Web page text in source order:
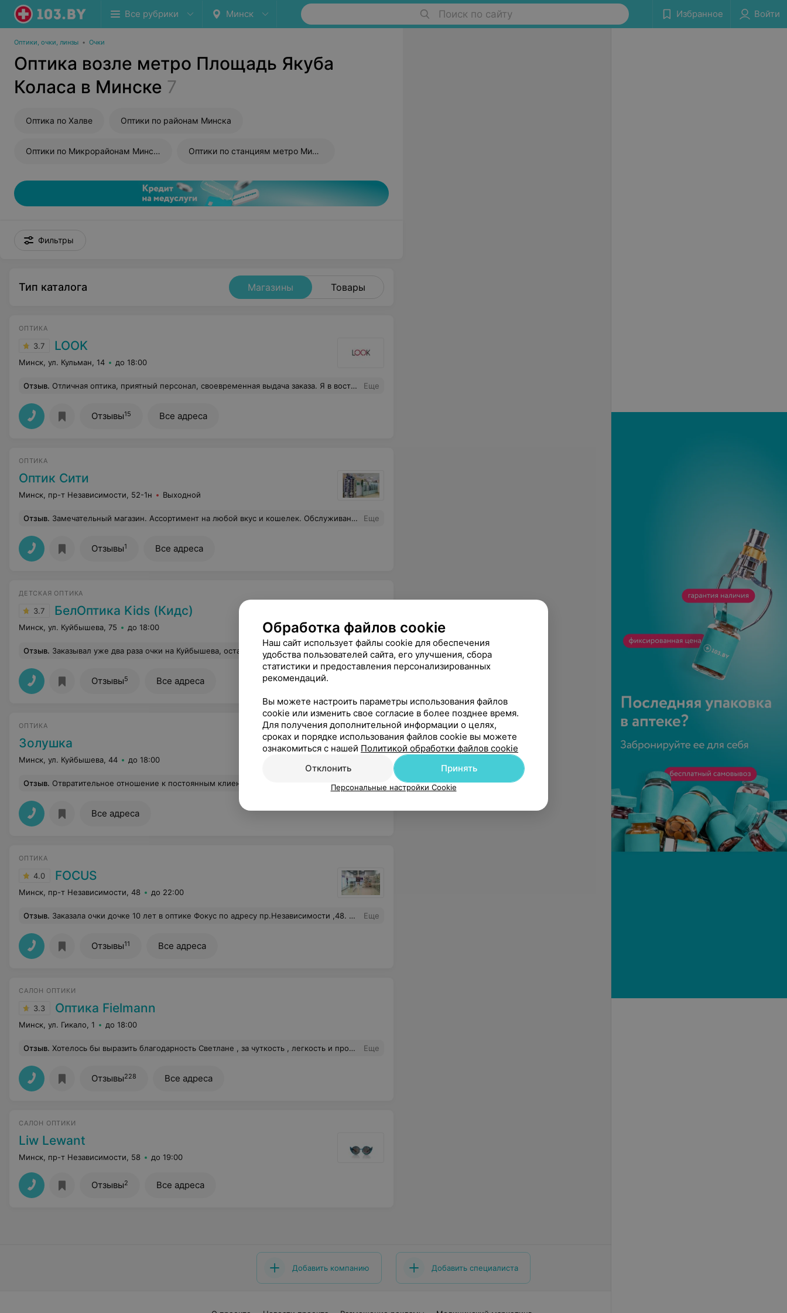
Все рубрики Минск Поиск по сайту Избранное Войти
Оптики, очки, линзы • Очки
Оптика возле метро Площадь Якуба
Коласа в Минске 7
Оптика по Халве Оптики по районам Минска
Оптики по Микрорайонам Минска Оптики по станциям метро Минска
Фильтры
Тип каталога Магазины Товары
ОПТИКА
3.7 LOOK
Минск, ул. Кульман, 14 до 18:00
Отзыв. Отличная оптика, приятный персонал, своевременная выдача заказа. Я в восторге Еще
Отзывы15 Все адреса
ОПТИКА
Оптик Сити
Минск, пр-т Независимости, 52-1н Выходной
Отзыв. Замечательный магазин. Ассортимент на любой вкус и кошелек. Обслуживание быстрое, оперативное и качественное. Шаговая доступность для, в частности, жителей м-на Зеленый Луг-5. Буду рекомендовать своим знакомым. Еще
Отзывы1 Все адреса
ДЕТСКАЯ ОПТИКА
3.7 БелОптика Kids (Кидс)
Минск, ул. Куйбышева, 75 до 18:00
Отзыв. Заказывал уже два раза очки на Куйбышева, остался просто в восторге. Очень доволен внимательным обслуживанием и отношением персонала к моей проблеме. Отличное оборудование для проверки и постановки диагноза. Отдельное спасибо доктору - Анастасии Георгиевне Илюкевич, видно что профессионал своего дела, спасибо Вам огромное!!! Еще
Отзывы5 Все адреса
ОПТИКА
Золушка
Минск, ул. Куйбышева, 44 до 18:00
Отзыв. Отвратительное отношение к постоянным клиентам. Принесли подтянуть дудки в очках за 900р, так они же ещё и обвинили, что носим не так. Мастер только по будням с 10 и до 15. Но! Магазин не берет на себя ответственность если вдруг они лопнут! Но! С удовольствием берет Ваши деньги и не заикается о том, что они не смогут Вам помочь, если вдруг что-то случится. Клиенториентированность!
Все адреса
ОПТИКА
4.0 FOCUS
Минск, пр-т Независимости, 48 до 22:00
Отзыв. Заказала очки дочке 10 лет в оптике Фокус по адресу пр.Независимости ,48. За оправу оплатила сразу. Консультант посоветовала линзы с антибликовым покрытием с утоньшением 1,6, вторую линзу - с утоньшением 1,5. Стоимость была озвучена устно 44 руб. и 19 руб. и прописана в договоре карандашом (?). На следующий день перезвонили и сказали, что нужно все-таки линзы с одинаковыми параметрами т.е. с к=1,6 и это будет немного дороже (была обещана скидка 15%). По факту вместо 53 руб. выставили счет 80 руб. Оказалось, что линза пришла не за 44 руб.,а за 54 руб.,а скидка 15% не сделана. Далее... Одна линза вставлена в оправу с браком (двигается при протирании стекла и легком нажатии). Я вернула мастеру на исправление. Но мастер ответил, что ничего страшного, это просто виновата оправа и стекло. В общем, вывод: внимательно проверяйте оформление договора и не оплачивайте более заявленной суммы. А лучше выбирайте другую оптику! Еще
Отзывы11 Все адреса
САЛОН ОПТИКИ
3.3 Оптика Fielmann
Минск, ул. Гикало, 1 до 18:00
Отзыв. Хотелось бы выразить благодарность Светлане , за чуткость , легкость и профессионализм в подборе оправы для ребенка ! Также хочется отметить насколько она внимательна подошла к заказу линз , обратив внимание на некую неточность в рецепте ! Спасибо огромное Еще
Отзывы228 Все адреса
САЛОН ОПТИКИ
Liw Lewant
Минск, пр-т Независимости, 58 до 19:00
Отзывы2 Все адреса
Добавить компанию Добавить специалиста
Обработка файлов cookie
Наш сайт использует файлы cookie для обеспечения
удобства пользователей сайта, его улучшения, сбора
статистики и предоставления персонализированных
рекомендаций.
Вы можете настроить параметры использования файлов
cookie или изменить свое согласие в более позднее время.
Для получения дополнительной информации о целях,
сроках и порядке использования файлов cookie вы можете
ознакомиться с нашей Политикой обработки файлов cookie
Отклонить
Принять
Персональные настройки Cookie